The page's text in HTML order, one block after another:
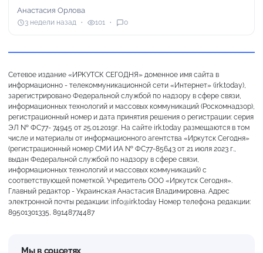
Анастасия Орлова
3 недели назад 101 0
Сетевое издание «ИРКУТСК СЕГОДНЯ» доменное имя сайта в
информационно - телекоммуникационной сети «Интернет» (irk.today),
зарегистрировано Федеральной службой по надзору в сфере связи,
информационных технологий и массовых коммуникаций (Роскомнадзор),
регистрационный номер и дата принятия решения о регистрации: серия
ЭЛ № ФС77- 74945 от 25.01.2019г. На сайте irk.today размещаются в том
числе и материалы от информационного агентства «Иркутск Сегодня»
(регистрационный номер СМИ ИА № ФС77-85643 от 21 июля 2023 г.,
выдан Федеральной службой по надзору в сфере связи,
информационных технологий и массовых коммуникаций) с
соответствующей пометкой. Учредитель ООО «Иркутск Сегодня».
Главный редактор - Украинская Анастасия Владимировна. Адрес
электронной почты редакции: info@irk.today Номер телефона редакции:
89501301335, 89148774487
Мы в соцсетях